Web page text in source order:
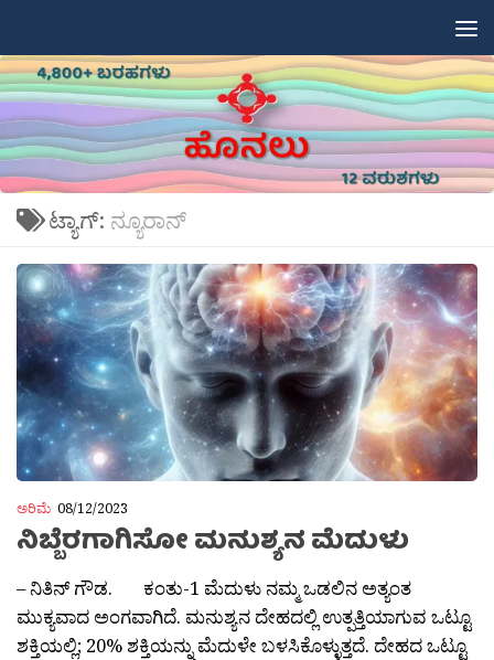
ಟ್ಯಾಗ್: ನ್ಯೂರಾನ್‍
ಅರಿಮೆ 08/12/2023
ನಿಬ್ಬೆರಗಾಗಿಸೋ ಮನುಶ್ಯನ ಮೆದುಳು
– ನಿತಿನ್ ಗೌಡ. ಕಂತು-1 ಮೆದುಳು ನಮ್ಮ ಒಡಲಿನ ಅತ್ಯಂತ
ಮುಕ್ಯವಾದ ಅಂಗವಾಗಿದೆ. ಮನುಶ್ಯನ ದೇಹದಲ್ಲಿ ಉತ್ಪತ್ತಿಯಾಗುವ ಒಟ್ಟೂ
ಶಕ್ತಿಯಲ್ಲಿ; 20% ಶಕ್ತಿಯನ್ನು ಮೆದುಳೇ ಬಳಸಿಕೊಳ್ಳುತ್ತದೆ. ದೇಹದ ಒಟ್ಟೂ